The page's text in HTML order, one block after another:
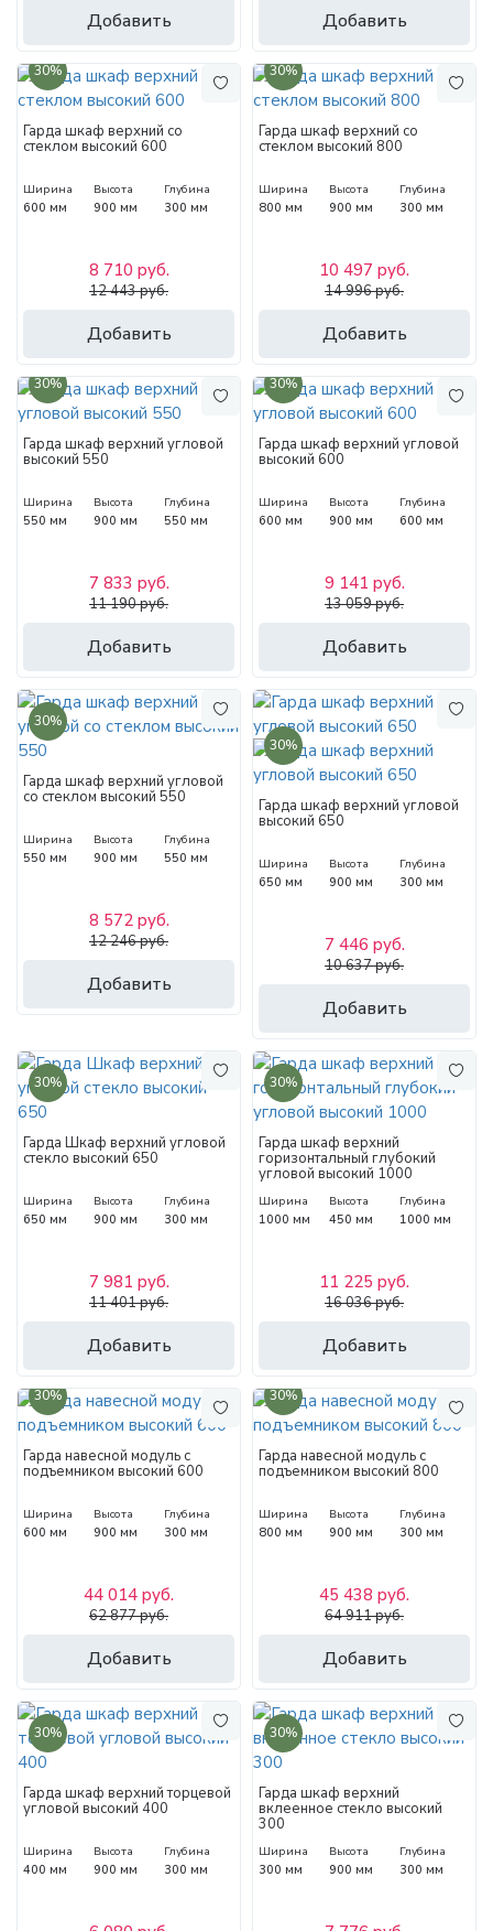
Добавить Добавить
30%
Гарда шкаф верхний со
стеклом высокий 600
Ширина
600 мм
Высота
900 мм
Глубина
300 мм
Добавить
8 710 руб.
12 443 руб.
30%
Гарда шкаф верхний со
стеклом высокий 800
Ширина
800 мм
Высота
900 мм
Глубина
300 мм
Добавить
10 497 руб.
14 996 руб.
30%
Гарда шкаф верхний угловой
высокий 550
Ширина
550 мм
Высота
900 мм
Глубина
550 мм
Добавить
7 833 руб.
11 190 руб.
30%
Гарда шкаф верхний угловой
высокий 600
Ширина
600 мм
Высота
900 мм
Глубина
600 мм
Добавить
9 141 руб.
13 059 руб.
30%
Гарда шкаф верхний угловой
со стеклом высокий 550
Ширина
550 мм
Высота
900 мм
Глубина
550 мм
Добавить
8 572 руб.
12 246 руб.
30%
Гарда шкаф верхний угловой
высокий 650
Ширина
650 мм
Высота
900 мм
Глубина
300 мм
Добавить
7 446 руб.
10 637 руб.
30%
Гарда Шкаф верхний угловой
стекло высокий 650
Ширина
650 мм
Высота
900 мм
Глубина
300 мм
Добавить
7 981 руб.
11 401 руб.
30%
Гарда шкаф верхний
горизонтальный глубокий
угловой высокий 1000
Ширина
1000 мм
Высота
450 мм
Глубина
1000 мм
Добавить
11 225 руб.
16 036 руб.
30%
Гарда навесной модуль с
подъемником высокий 600
Ширина
600 мм
Высота
900 мм
Глубина
300 мм
Добавить
44 014 руб.
62 877 руб.
30%
Гарда навесной модуль с
подъемником высокий 800
Ширина
800 мм
Высота
900 мм
Глубина
300 мм
Добавить
45 438 руб.
64 911 руб.
30%
Гарда шкаф верхний торцевой
угловой высокий 400
Ширина
400 мм
Высота
900 мм
Глубина
300 мм
30%
Гарда шкаф верхний
вклеенное стекло высокий
300
Ширина
300 мм
Высота
900 мм
Глубина
300 мм